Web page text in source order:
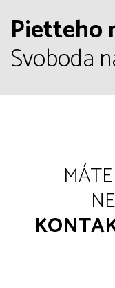
Pietteho
Svoboda